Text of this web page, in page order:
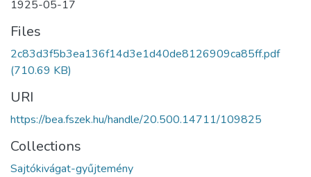
1925-05-17
Files
2c83d3f5b3ea136f14d3e1d40de8126909ca85ff.pdf
(710.69 KB)
URI
https://bea.fszek.hu/handle/20.500.14711/109825
Collections
Sajtókivágat-gyűjtemény